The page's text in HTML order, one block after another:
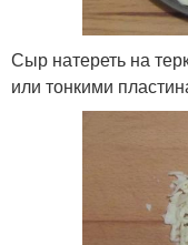
Сыр натереть на
или тонкими